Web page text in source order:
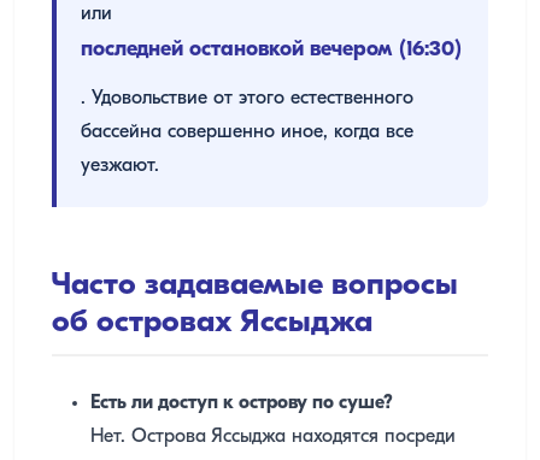
или
последней остановкой вечером (16:30)
. Удовольствие от этого естественного
бассейна совершенно иное, когда все
уезжают.
Часто задаваемые вопросы
об островах Яссыджа
Есть ли доступ к острову по суше?
Нет. Острова Яссыджа находятся посреди